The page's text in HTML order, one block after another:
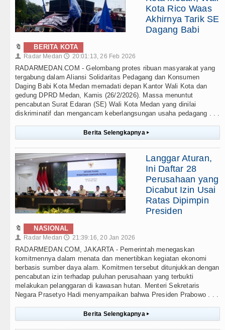
Kota Rico Waas
Akhirnya Tarik SE
Dagang Babi
🔖 BERITA KOTA
👤 Radar Medan 🕔 20:01:13, 26 Feb 2026
RADARMEDAN.COM - Gelombang protes ribuan masyarakat yang
tergabung dalam Aliansi Solidaritas Pedagang dan Konsumen
Daging Babi Kota Medan memadati depan Kantor Wali Kota dan
gedung DPRD Medan, Kamis (26/2/2026). Massa menuntut
pencabutan Surat Edaran (SE) Wali Kota Medan yang dinilai
diskriminatif dan mengancam keberlangsungan usaha pedagang . . .
Berita Selengkapnya ▸
Langgar Aturan,
Ini Daftar 28
Perusahaan yang
Dicabut Izin Usai
Ratas Dipimpin
Presiden
🔖 NASIONAL
👤 Radar Medan 🕔 21:39:16, 20 Jan 2026
RADARMEDAN.COM, JAKARTA - Pemerintah menegaskan
komitmennya dalam menata dan menertibkan kegiatan ekonomi
berbasis sumber daya alam. Komitmen tersebut ditunjukkan dengan
pencabutan izin terhadap puluhan perusahaan yang terbukti
melakukan pelanggaran di kawasan hutan. Menteri Sekretaris
Negara Prasetyo Hadi menyampaikan bahwa Presiden Prabowo . . .
Berita Selengkapnya ▸